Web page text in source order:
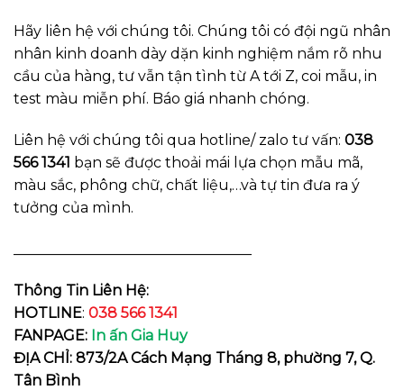
Hãy liên hệ với chúng tôi. Chúng tôi có đội ngũ nhân
nhân kinh doanh dày dặn kinh nghiệm nắm rõ nhu
cầu của hàng, tư vẫn tận tình từ A tới Z, coi mẫu, in
test màu miễn phí. Báo giá nhanh chóng.
Liên hệ với chúng tôi qua hotline/ zalo tư vấn: 038
566 1341 bạn sẽ được thoải mái lựa chọn mẫu mã,
màu sắc, phông chữ, chất liệu,…và tự tin đưa ra ý
tưởng của mình.
Thông Tin Liên Hệ:
HOTLINE: 038 566 1341
FANPAGE: In ấn Gia Huy
ĐỊA CHỈ: 873/2A Cách Mạng Tháng 8, phường 7, Q.
Tân Bình